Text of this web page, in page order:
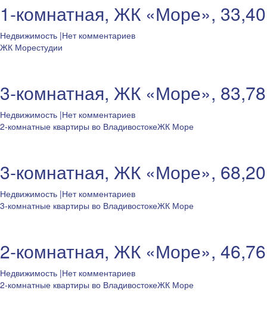
1-комнатная, ЖК «Море», 33,40
Недвижимость |Нет комментариев
ЖК Морестудии
3-комнатная, ЖК «Море», 83,78
Недвижимость |Нет комментариев
2-комнатные квартиры во ВладивостокеЖК Море
3-комнатная, ЖК «Море», 68,20
Недвижимость |Нет комментариев
3-комнатные квартиры во ВладивостокеЖК Море
2-комнатная, ЖК «Море», 46,76
Недвижимость |Нет комментариев
2-комнатные квартиры во ВладивостокеЖК Море